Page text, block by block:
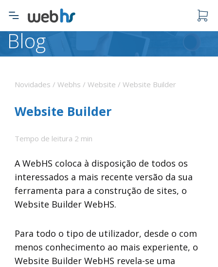
O carrinho está vazio.
Blog
Novidades / Webhs / Website / Website Builder
Website Builder
Tempo de leitura 2 min
A WebHS coloca à disposição de todos os
interessados a mais recente versão da sua
ferramenta para a construção de sites, o
Website Builder WebHS.
Para todo o tipo de utilizador, desde o com
menos conhecimento ao mais experiente, o
Website Builder WebHS revela-se uma